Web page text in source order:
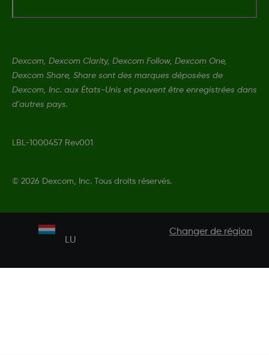
Dexcom, Dexcom Clarity, Dexcom Follow, Dexcom One,
Dexcom Share, Share sont des marques déposées de
Dexcom, Inc. aux États-Unis et peuvent être enregistrées dans
d'autres pays.
LBL-1000457 Rev001
© 2026 Dexcom, Inc. Tous droits réservés.
LU
Changer de région